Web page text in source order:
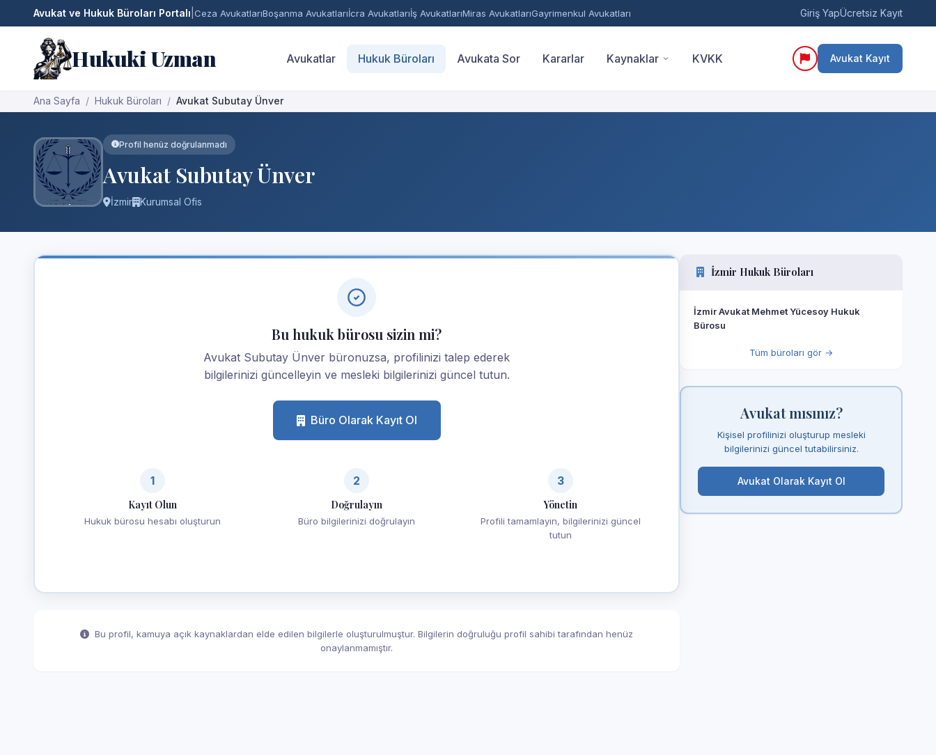
Avukat ve Hukuk Büroları Portalı Ceza AvukatlarıBoşanma Avukatlarıİcra Avukatlarıİş AvukatlarıMiras AvukatlarıGayrimenkul Avukatları Giriş YapÜcretsiz Kayıt
Hukuki Uzman Avukatlar Hukuk Büroları Avukata Sor Kararlar Kaynaklar KVKK Avukat Kayıt
Ana Sayfa Hukuk Büroları Avukat Subutay Ünver
Profil henüz doğrulanmadı
Avukat Subutay Ünver
İzmir Kurumsal Ofis
Bu hukuk bürosu sizin mi?
Avukat Subutay Ünver büronuzsa, profilinizi talep ederek
bilgilerinizi güncelleyin ve mesleki bilgilerinizi güncel tutun.
Büro Olarak Kayıt Ol
1
Kayıt Olun
Hukuk bürosu hesabı oluşturun
2
Doğrulayın
Büro bilgilerinizi doğrulayın
3
Yönetin
Profili tamamlayın, bilgilerinizi güncel
tutun
Bu profil, kamuya açık kaynaklardan elde edilen bilgilerle oluşturulmuştur. Bilgilerin doğruluğu profil sahibi tarafından henüz
onaylanmamıştır.
İzmir Hukuk Büroları
İzmir Avukat Mehmet Yücesoy Hukuk
Bürosu
Tüm büroları gör →
Avukat mısınız?
Kişisel profilinizi oluşturup mesleki
bilgilerinizi güncel tutabilirsiniz.
Avukat Olarak Kayıt Ol